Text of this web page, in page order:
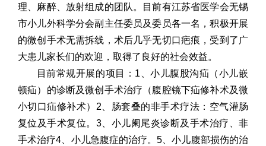
理、麻醉、放射组成的团队。目前有江苏省医学会无锡
市小儿外科学分会副主任委员及委员各一名，积极开展
的微创手术无需拆线，术后几乎无切口疤痕，受到了广
大患儿家长们的欢迎，取得了良好的社会效益。
目前常规开展的项目：1、小儿腹股沟疝（小儿嵌
顿疝）的诊断及微创手术治疗（腹腔镜下疝修补术及微
小切口疝修补术）2、肠套叠的非手术疗法：空气灌肠
复位及手术复位。3、小儿阑尾炎诊断及手术治疗、非
手术治疗4、小儿急腹症的治疗。5、小儿腹部损伤的治